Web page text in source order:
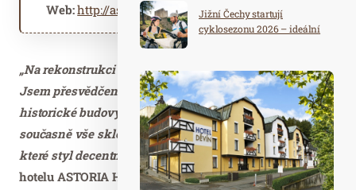
Web:http://astoria-spa.cz
„Na rekonstrukci budovy WOLKER jsme velmi hrdí.
Jsem přesvědčený, že se povedlo zachovat atmosféru
historické budovy, zajistit maximální pohodlí a
současně vše skloubit s moderními designovými prvky,
které styl decentně podtrhují,“říká generální ředitel
hotelu ASTORIA Hotel & Medical Spa Milan Krajovan.
Jižní Čechy startují
cyklosezonu 2026 – ideální